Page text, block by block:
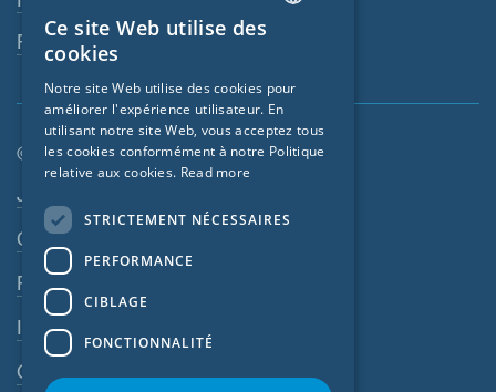
Revendeurs
© SIGA 2026
Jobs
Contact
Règles de confidentialité
Impressum
CGV
ENGLISH
FRENCH
CZECH
LATVIAN
Ce site Web utilise des
cookies
Notre site Web utilise des cookies pour
améliorer l'expérience utilisateur. En
utilisant notre site Web, vous acceptez tous
les cookies conformément à notre Politique
relative aux cookies. Read more
STRICTEMENT NÉCESSAIRES
PERFORMANCE
CIBLAGE
FONCTIONNALITÉ